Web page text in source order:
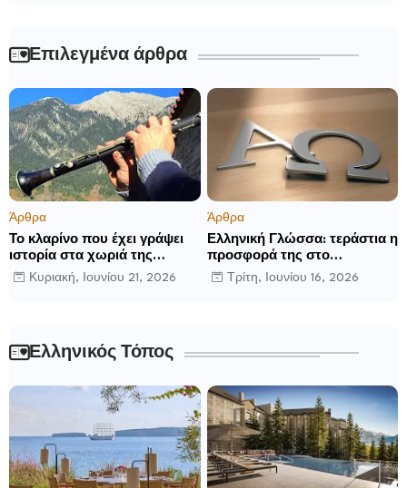
Επιλεγμένα άρθρα
Άρθρα
Το κλαρίνο που έχει γράψει
ιστορία στα χωριά της
Ρούμελης
Κυριακή, Ιουνίου 21, 2026
Άρθρα
Ελληνική Γλώσσα: τεράστια η
προσφορά της στο
παγκόσμιο γίγνεσθαι.
Τρίτη, Ιουνίου 16, 2026
Ελληνικός Τόπος